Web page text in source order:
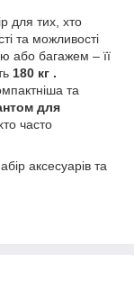
для тих, хто
та можливості
або багажем – її
180 кг .
та
для
часто
аксесуарів та